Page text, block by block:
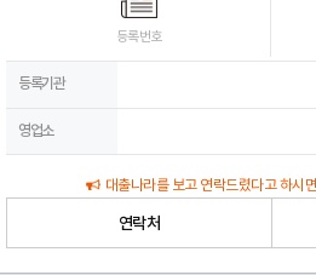
등록번호
등록기관
영업소
대출나라를 보고 연락드렸다고 하시
연락처